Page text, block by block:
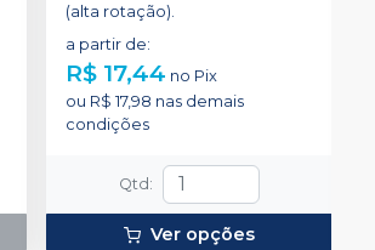
(alta rotação).
a partir de:
R$ 17,44 no Pix
ou R$ 17,98 nas demais
condições
Qtd :
Ver opções